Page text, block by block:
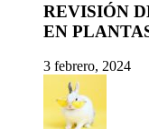
REVISIÓN
EN
3 febrero, 2024